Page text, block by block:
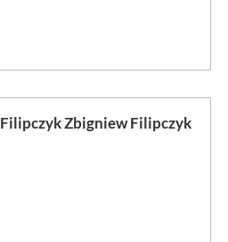
Filipczyk Zbigniew Filipczyk